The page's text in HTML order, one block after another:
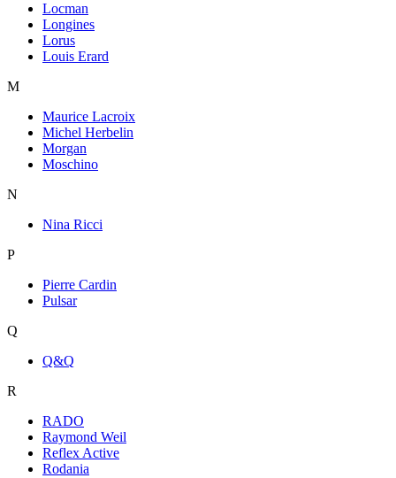
Locman
Longines
Lorus
Louis Erard
M
Maurice Lacroix
Michel Herbelin
Morgan
Moschino
N
Nina Ricci
P
Pierre Cardin
Pulsar
Q
Q&Q
R
RADO
Raymond Weil
Reflex Active
Rodania